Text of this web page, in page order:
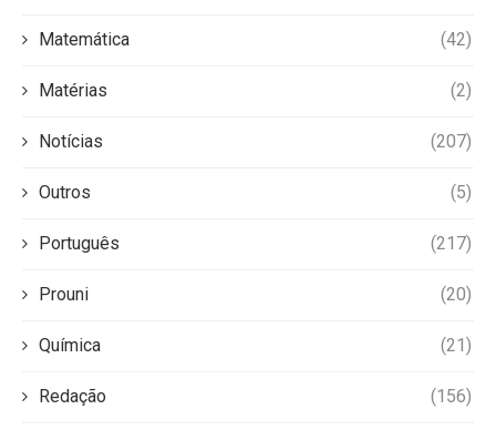
Matemática (42)
Matérias (2)
Notícias (207)
Outros (5)
Português (217)
Prouni (20)
Química (21)
Redação (156)